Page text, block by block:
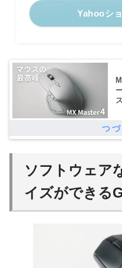
Yahooシ
ス
ソフトウェア
イズができる